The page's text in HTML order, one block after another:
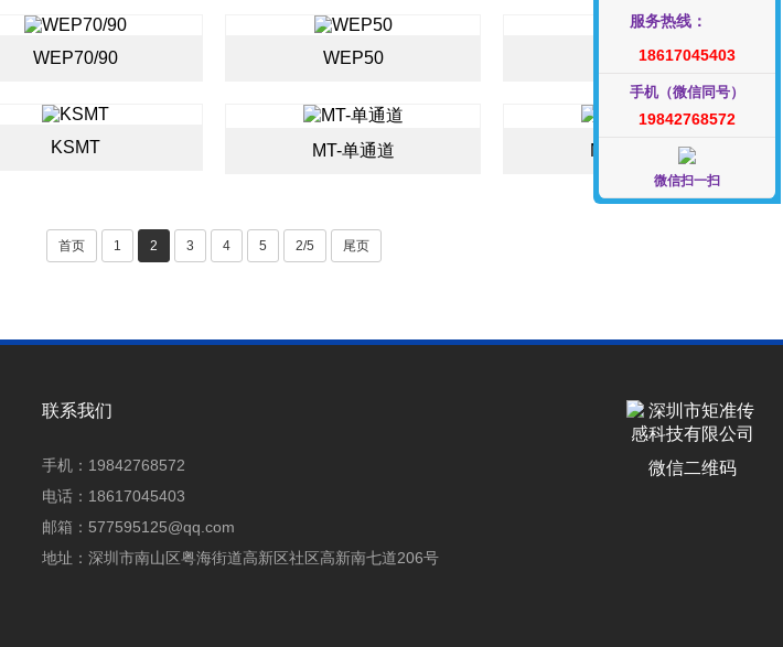
WEP70/90 WEP50 WS19
KSMT MT-单通道 MT-双通道
首页 1 2 3 4 5 2/5 尾页
联系我们
手机：19842768572
电话：18617045403
邮箱：577595125@qq.com
地址：深圳市南山区粤海街道高新区社区高新南七道206号
微信二维码
服务热线：
18617045403
手机（微信同号）
19842768572
微信扫一扫